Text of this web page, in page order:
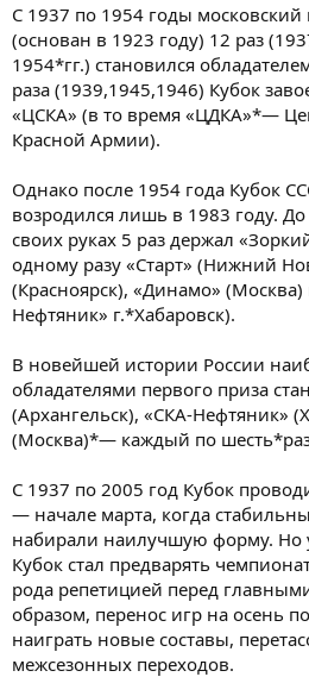
С 1937 по 1954 годы московский
(основан в 1923 году) 12 раз
1954*гг.) становился
раза (1939,1945,1946) Кубок
«ЦСКА» (в то время «ЦДКА»*—
Красной Армии).
Однако после 1954 года Кубок
возродился лишь в 1983 году. До
своих руках 5 раз держал
одному разу «Старт» (Нижний
(Красноярск), «Динамо»
Нефтяник» г.*Хабаровск).
В новейшей истории России
обладателями первого приза
(Архангельск), «СКА-Нефтяник»
(Москва)*— каждый по
С 1937 по 2005 год Кубок
— начале марта, когда
набирали наилучшую форму. Но
Кубок стал предварять
рода репетицией перед
образом, перенос игр на осень
наиграть новые составы,
межсезонных переходов.